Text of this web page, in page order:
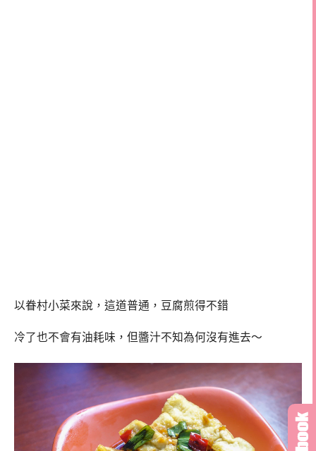
以眷村小菜來說，這道普通，豆腐煎得不錯
冷了也不會有油耗味，但醬汁不知為何沒有進去～